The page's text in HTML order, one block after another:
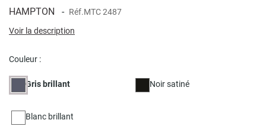
HAMPTON - Réf.MTC 2487
Voir la description
Couleur :
Gris brillant Noir satiné
Blanc brillant